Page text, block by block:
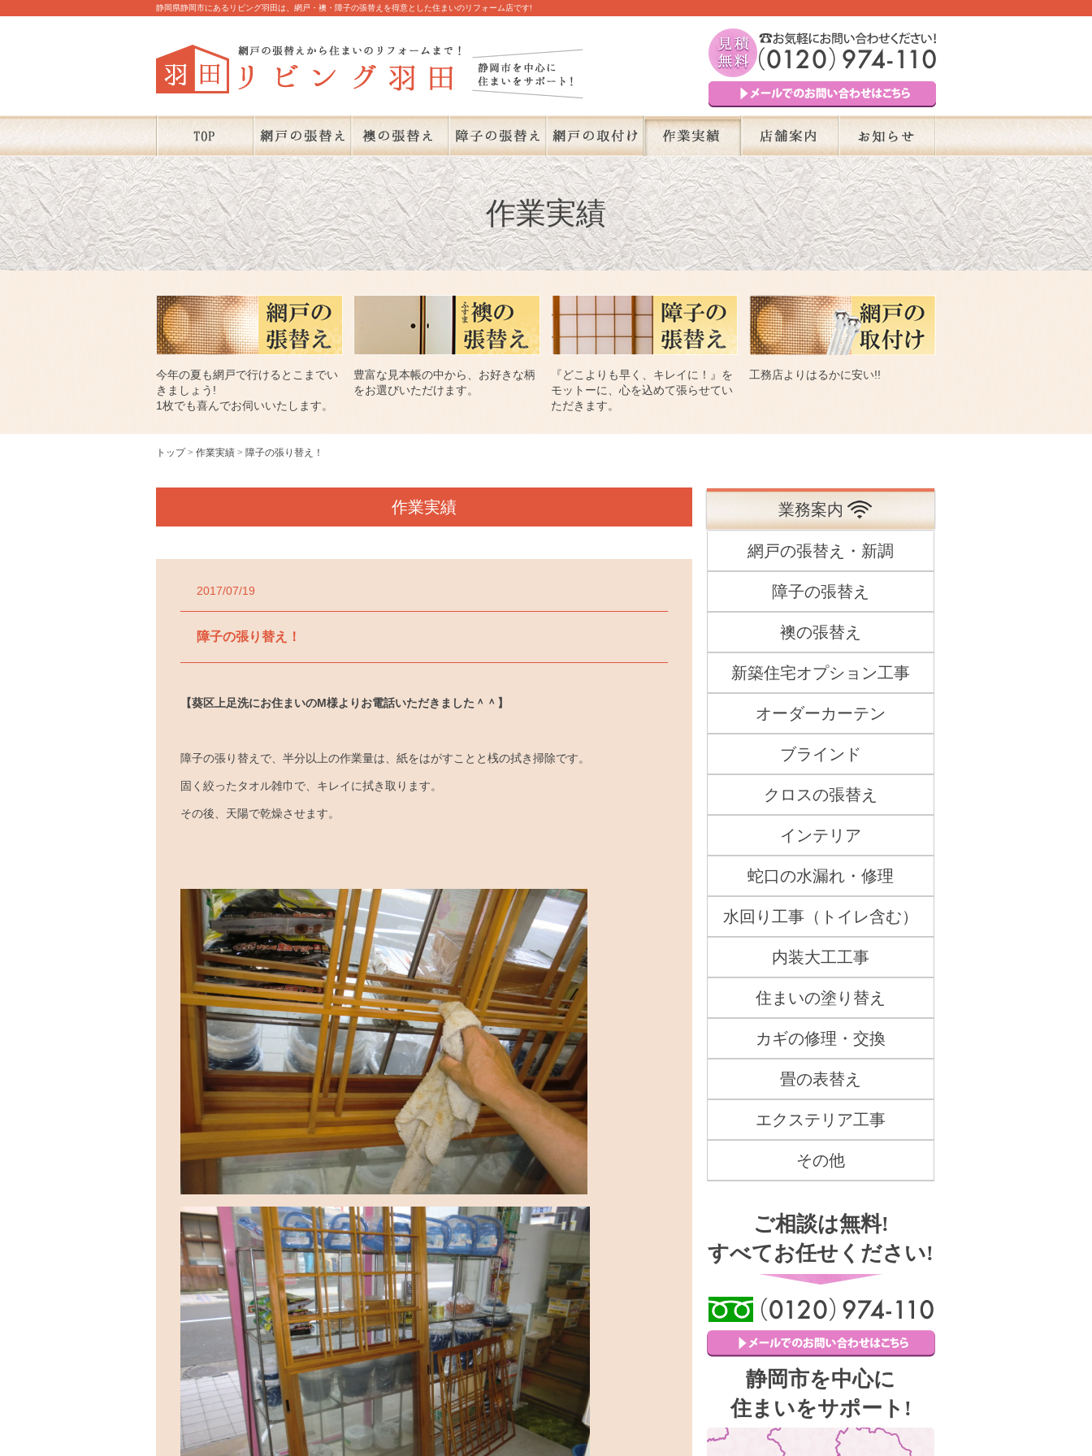
静岡県静岡市にあるリビング羽田は、網戸・襖・障子の張替えを得意とした住まいのリフォーム店です!
作業実績
今年の夏も網戸で行けるとこまでい
きましょう!
1枚でも喜んでお伺いいたします。
豊富な見本帳の中から、お好きな柄
をお選びいただけます。
『どこよりも早く、キレイに！』を
モットーに、心を込めて張らせてい
ただきます。
工務店よりはるかに安い!!
トップ 作業実績 障子の張り替え！
作業実績
2017/07/19
障子の張り替え！
【葵区上足洗にお住まいのM様よりお電話いただきました＾＾】
障子の張り替えで、半分以上の作業量は、紙をはがすことと桟の拭き掃除です。
固く絞ったタオル雑巾で、キレイに拭き取ります。
その後、天陽で乾燥させます。
業務案内
網戸の張替え・新調
障子の張替え
襖の張替え
新築住宅オプション工事
オーダーカーテン
ブラインド
クロスの張替え
インテリア
蛇口の水漏れ・修理
水回り工事（トイレ含む）
内装大工工事
住まいの塗り替え
カギの修理・交換
畳の表替え
エクステリア工事
その他
ご相談は無料!
すべてお任せください!
静岡市を中心に
住まいをサポート!